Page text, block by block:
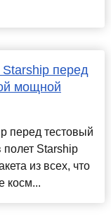
перед
мощной
перед тестовый
полет Starship
из всех, что
косм...